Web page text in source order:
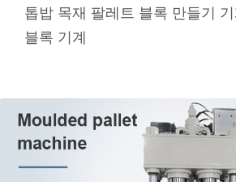
톱밥 목재 팔레트 블록 만들기
블록 기계